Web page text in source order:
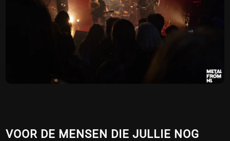
VOOR DE MENSEN DIE JULLIE NOG